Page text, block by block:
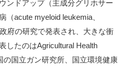
ンドアップ（主成分グリホサー
（acute myeloid leukemia、
府の研究で発表され、大きな衝
したのはAgricultural Health
の国立ガン研究所、国立環境健康